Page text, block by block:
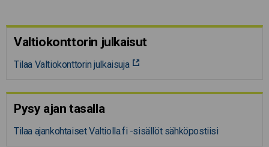
Valtiokonttorin julkaisut
Tilaa Valtiokonttorin julkaisuja
Pysy ajan tasalla
Tilaa ajankohtaiset Valtiolla.fi -sisällöt sähköpostiisi